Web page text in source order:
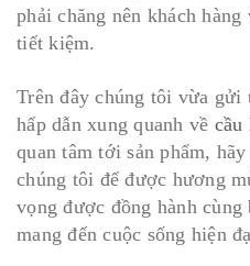
phải chăng nên khách
tiết kiệm.
Trên đây chúng tôi vừa
hấp dẫn xung quanh về cầu
quan tâm tới sản phẩm,
chúng tôi để được hương
vọng được đồng hành
mang đến cuộc sống hiện